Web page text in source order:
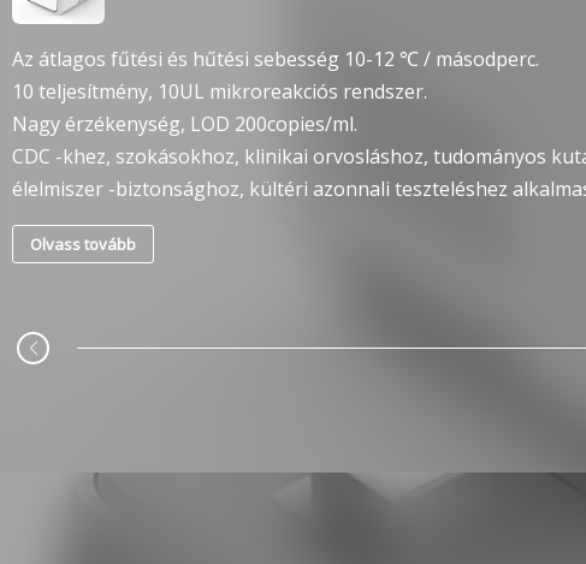
Az átlagos fűtési és hűtési sebesség 10-12 ℃ / másodperc.
10 teljesítmény, 10UL mikroreakciós rendszer.
Nagy érzékenység, LOD 200copies/ml.
CDC -khez, szokásokhoz, klinikai orvosláshoz, tudományos
élelmiszer -biztonsághoz, kültéri azonnali teszteléshez
Olvass tovább